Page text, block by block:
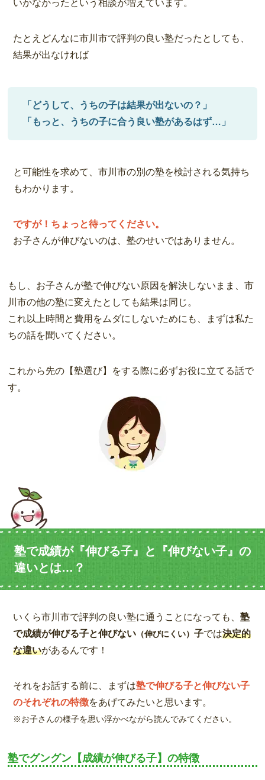
いかなかったという相談が増えています。
たとえどんなに市川市で評判の良い塾だったとしても、
結果が出なければ
「どうして、うちの子は結果が出ないの？」
「もっと、うちの子に合う良い塾があるはず…」
と可能性を求めて、市川市の別の塾を検討される気持ち
もわかります。
ですが！ちょっと待ってください。
お子さんが伸びないのは、塾のせいではありません。
もし、お子さんが塾で伸びない原因を解決しないまま、市
川市の他の塾に変えたとしても結果は同じ。
これ以上時間と費用をムダにしないためにも、まずは私た
ちの話を聞いてください。
これから先の【塾選び】をする際に必ずお役に立てる話で
す。
塾で成績が『伸びる子』と『伸びない子』の
違いとは…？
いくら市川市で評判の良い塾に通うことになっても、塾
で成績が伸びる子と伸びない （伸びにくい）子では決定的
な違いがあるんです！
それをお話する前に、まずは塾で伸びる子と伸びない子
のそれぞれの特徴をあげてみたいと思います。
※お子さんの様子を思い浮かべながら読んでみてください。
塾でグングン【成績が伸びる子】の特徴